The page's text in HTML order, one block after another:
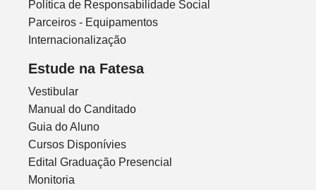
Política de Responsabilidade Social
Parceiros - Equipamentos
Internacionalização
Estude na Fatesa
Vestibular
Manual do Canditado
Guia do Aluno
Cursos Disponívies
Edital Graduação Presencial
Monitoria